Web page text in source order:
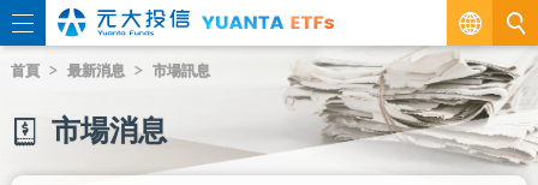
繁
EN
首頁 最新消息 市場訊息
市場消息